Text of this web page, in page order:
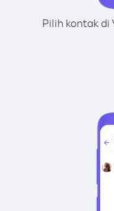
Pilih kontak